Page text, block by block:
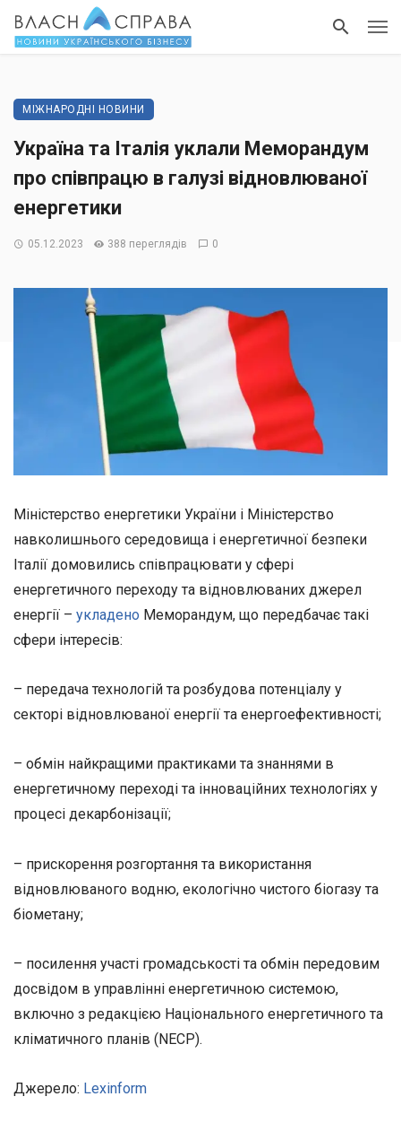
МІЖНАРОДНІ НОВИНИ
Україна та Італія уклали Меморандум
про співпрацю в галузі відновлюваної
енергетики
05.12.2023 388 переглядів 0
Міністерство енергетики України і Міністерство
навколишнього середовища і енергетичної безпеки
Італії домовились співпрацювати у сфері
енергетичного переходу та відновлюваних джерел
енергії – укладено Меморандум, що передбачає такі
сфери інтересів:
– передача технологій та розбудова потенціалу у
секторі відновлюваної енергії та енергоефективності;
– обмін найкращими практиками та знаннями в
енергетичному переході та інноваційних технологіях у
процесі декарбонізації;
– прискорення розгортання та використання
відновлюваного водню, екологічно чистого біогазу та
біометану;
– посилення участі громадськості та обмін передовим
досвідом в управлінні енергетичною системою,
включно з редакцією Національного енергетичного та
кліматичного планів (NECP).
Джерело: Lexinform